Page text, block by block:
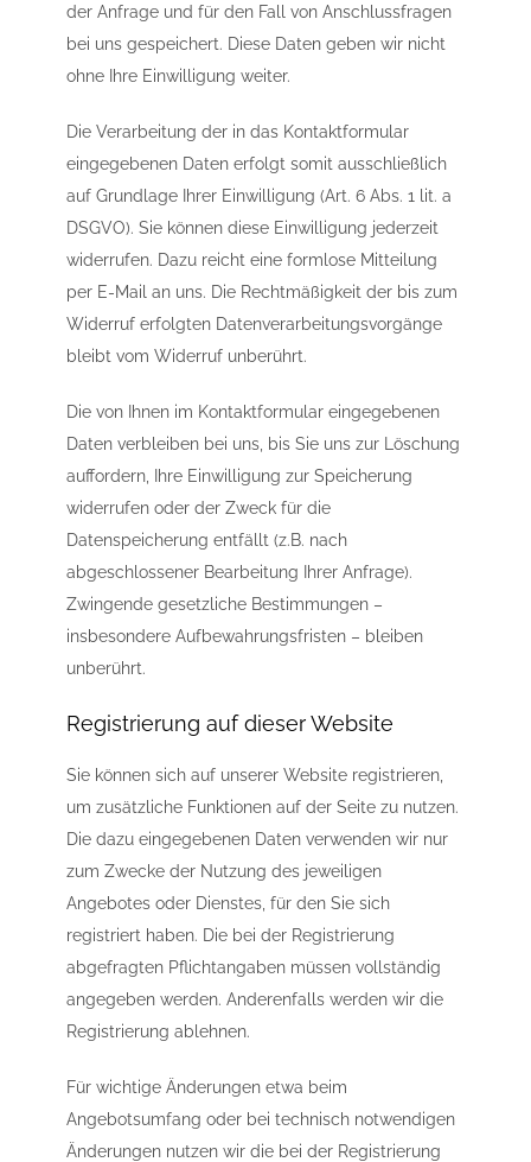
der Anfrage und für den Fall von Anschlussfragen
bei uns gespeichert. Diese Daten geben wir nicht
ohne Ihre Einwilligung weiter.
Die Verarbeitung der in das Kontaktformular
eingegebenen Daten erfolgt somit ausschließlich
auf Grundlage Ihrer Einwilligung (Art. 6 Abs. 1 lit. a
DSGVO). Sie können diese Einwilligung jederzeit
widerrufen. Dazu reicht eine formlose Mitteilung
per E-Mail an uns. Die Rechtmäßigkeit der bis zum
Widerruf erfolgten Datenverarbeitungsvorgänge
bleibt vom Widerruf unberührt.
Die von Ihnen im Kontaktformular eingegebenen
Daten verbleiben bei uns, bis Sie uns zur Löschung
auffordern, Ihre Einwilligung zur Speicherung
widerrufen oder der Zweck für die
Datenspeicherung entfällt (z.B. nach
abgeschlossener Bearbeitung Ihrer Anfrage).
Zwingende gesetzliche Bestimmungen –
insbesondere Aufbewahrungsfristen – bleiben
unberührt.
Registrierung auf dieser Website
Sie können sich auf unserer Website registrieren,
um zusätzliche Funktionen auf der Seite zu nutzen.
Die dazu eingegebenen Daten verwenden wir nur
zum Zwecke der Nutzung des jeweiligen
Angebotes oder Dienstes, für den Sie sich
registriert haben. Die bei der Registrierung
abgefragten Pflichtangaben müssen vollständig
angegeben werden. Anderenfalls werden wir die
Registrierung ablehnen.
Für wichtige Änderungen etwa beim
Angebotsumfang oder bei technisch notwendigen
Änderungen nutzen wir die bei der Registrierung